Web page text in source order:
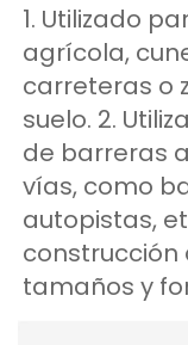
1. Utilizado
agrícola,
carreteras o
suelo. 2.
de barreras
vías, como
autopistas,
construcción
tamaños y